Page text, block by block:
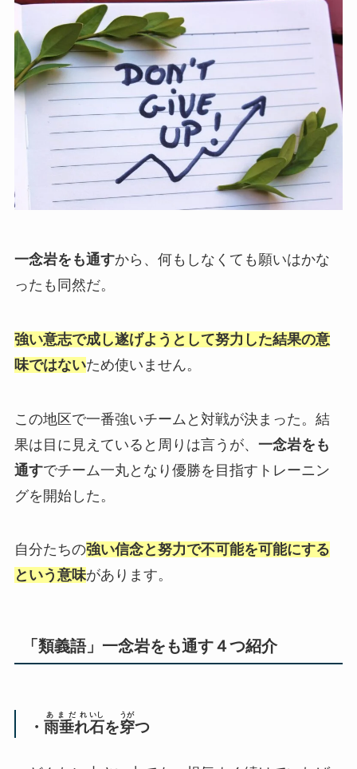
一念岩をも通すから、何もしなくても願いはかな
ったも同然だ。
強い意志で成し遂げようとして努力した結果の意
味ではないため使いません。
この地区で一番強いチームと対戦が決まった。結
果は目に見えていると周りは言うが、 一念岩をも
通すでチーム一丸となり優勝を目指すトレーニン
グを開始した。
自分たちの強い信念と努力で不可能を可能にする
という意味があります。
「類義語」一念岩をも通す４つ紹介
・ 雨垂れ
あまだれ
石
いし
を穿
うが
つ